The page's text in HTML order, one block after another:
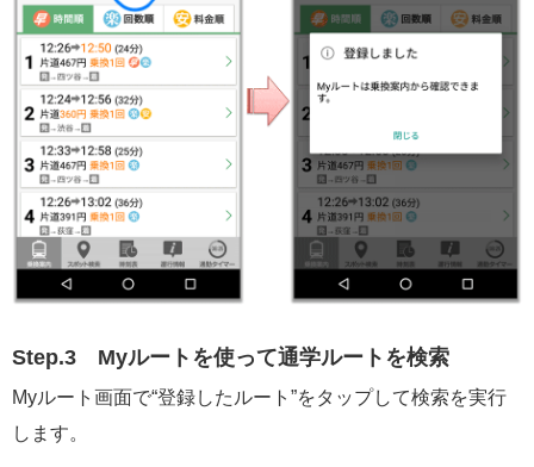
Step.3 Myルートを使って通学ルートを検索
Myルート画面で“登録したルート”をタップして検索を実行
します。